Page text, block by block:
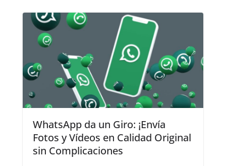
WhatsApp da un Giro: ¡Envía
Fotos y Vídeos en Calidad Original
sin Complicaciones